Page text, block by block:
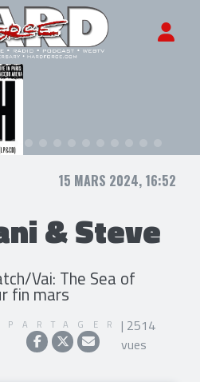
15 MARS 2024, 16:52
& Steve
Vai: The Sea of
fin mars
PARTAGER | 2514
vues